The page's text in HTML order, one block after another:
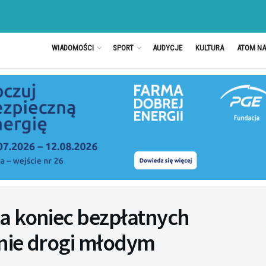
WIADOMOŚCI SPORT AUDYCJE KULTURA ATOM
koniec bezpłatnych
drogi młodym